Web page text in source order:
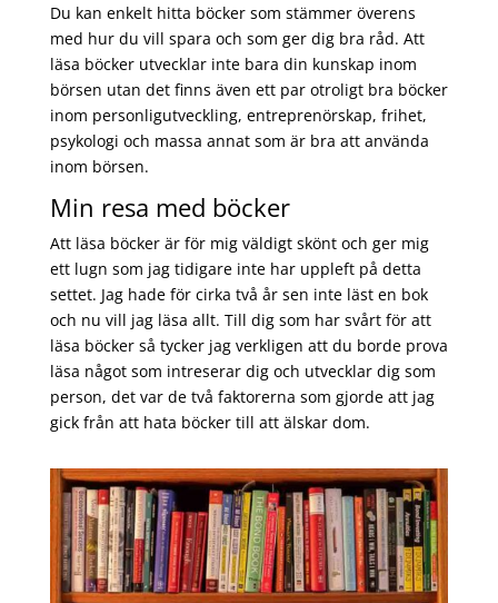
Du kan enkelt hitta böcker som stämmer överens
med hur du vill spara och som ger dig bra råd. Att
läsa böcker utvecklar inte bara din kunskap inom
börsen utan det finns även ett par otroligt bra böcker
inom personligutveckling, entreprenörskap, frihet,
psykologi och massa annat som är bra att använda
inom börsen.
Min resa med böcker
Att läsa böcker är för mig väldigt skönt och ger mig
ett lugn som jag tidigare inte har uppleft på detta
settet. Jag hade för cirka två år sen inte läst en bok
och nu vill jag läsa allt. Till dig som har svårt för att
läsa böcker så tycker jag verkligen att du borde prova
läsa något som intreserar dig och utvecklar dig som
person, det var de två faktorerna som gjorde att jag
gick från att hata böcker till att älskar dom.